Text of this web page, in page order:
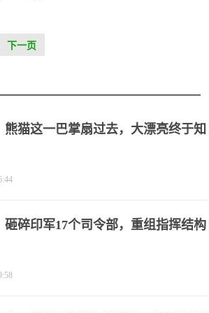
下一页
熊猫这一巴掌扇过去，大漂亮终于知
砸碎印军17个司令部，重组指挥结构